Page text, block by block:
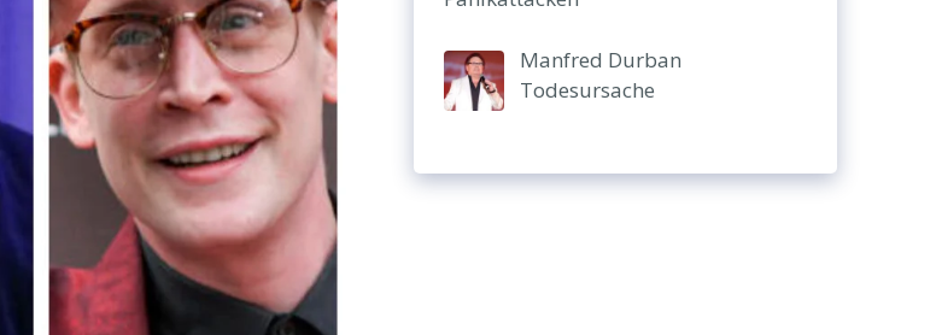
Manfred Durban
Todesursache